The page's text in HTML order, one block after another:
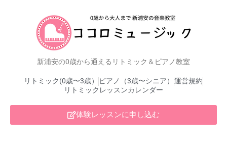
新浦安の0歳から通えるリトミック＆ピアノ教室
リトミック(0歳〜3歳） ピアノ（3歳〜シニア） 運営規約
リトミックレッスンカレンダー
体験レッスンに申し込む